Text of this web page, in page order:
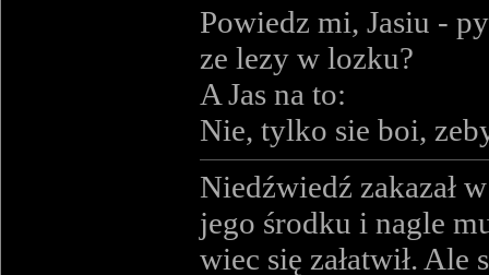
Powiedz mi, Jasiu -
ze lezy w lozku?
A Jas na to:
Nie, tylko sie boi,
Niedźwiedź zakazał
jego środku i nagle
wiec się załatwił.